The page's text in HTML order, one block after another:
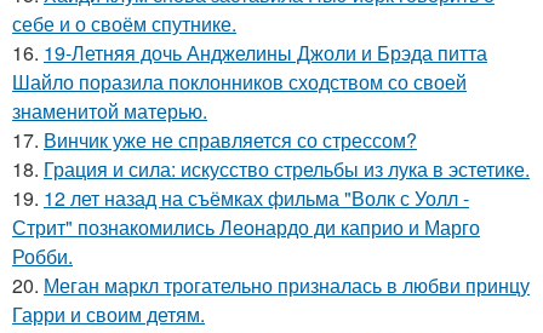
себе и о своём спутнике.
16. 19-Летняя дочь Анджелины Джоли и Брэда питта
Шайло поразила поклонников сходством со своей
знаменитой матерью.
17. Винчик уже не справляется со стрессом?
18. Грация и сила: искусство стрельбы из лука в эстетике.
19. 12 лет назад на съёмках фильма "Волк с Уолл -
Стрит" познакомились Леонардо ди каприо и Марго
Робби.
20. Меган маркл трогательно призналась в любви принцу
Гарри и своим детям.